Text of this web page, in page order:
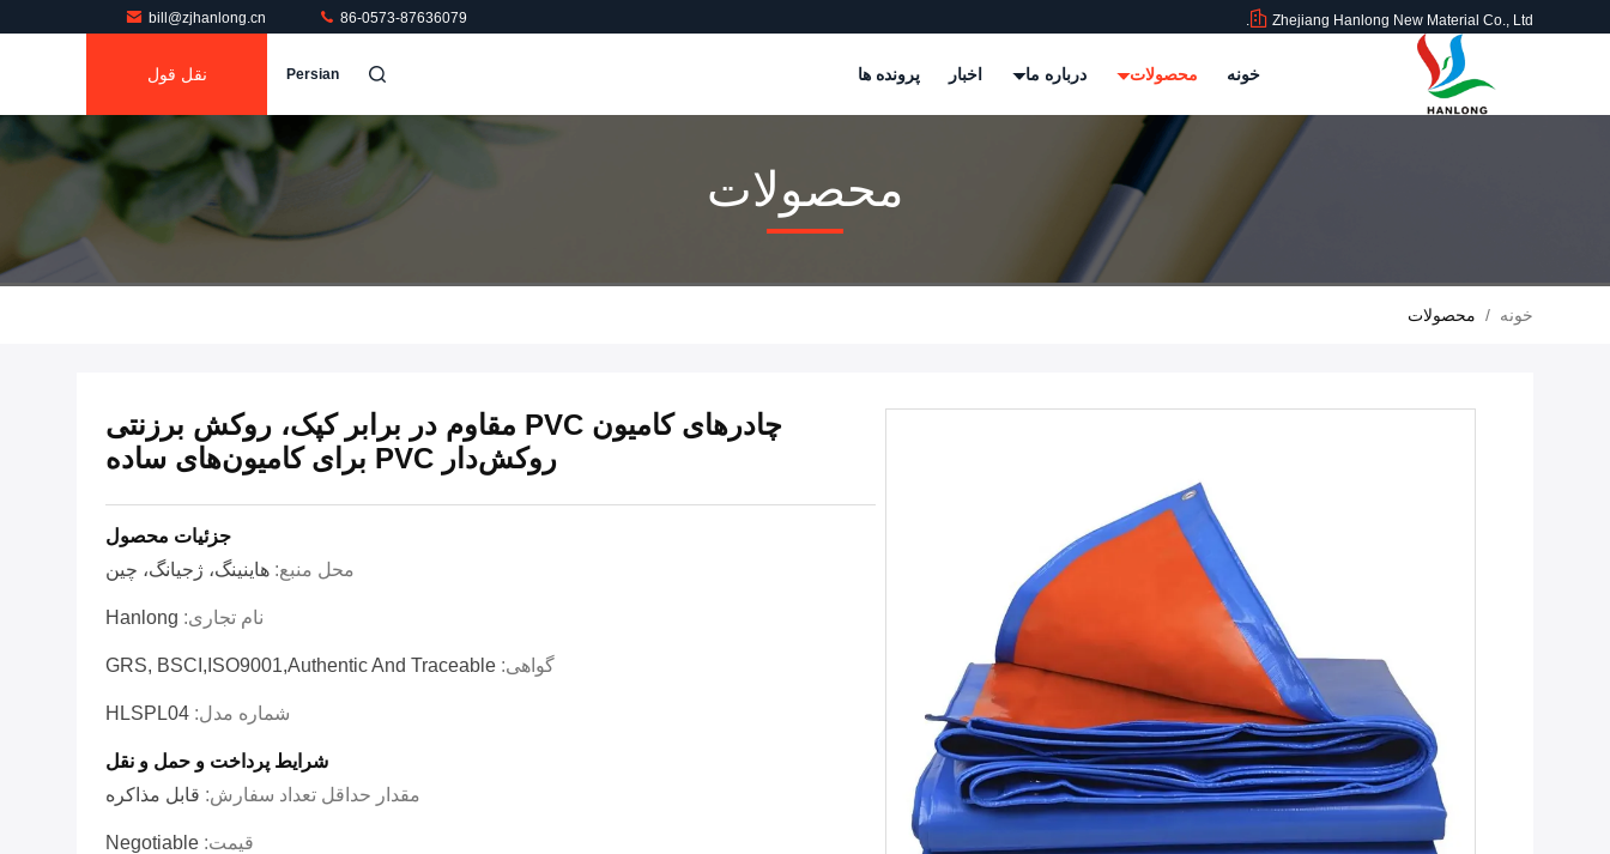
Zhejiang Hanlong New Material Co., Ltd.
bill@zjhanlong.cn 86-0573-87636079
خونه محصولات درباره ما اخبار پرونده ها Persian نقل قول
محصولات
خونه / محصولات
چادرهای کامیون PVC مقاوم در برابر کپک، روکش برزنتی
روکش‌دار PVC برای کامیون‌های ساده
جزئیات محصول
محل منبع: هاینینگ، ژجیانگ، چین
نام تجاری: Hanlong
گواهی: GRS, BSCI,ISO9001,Authentic And Traceable
شماره مدل: HLSPL04
شرایط پرداخت و حمل و نقل
مقدار حداقل تعداد سفارش: قابل مذاکره
قیمت: Negotiable